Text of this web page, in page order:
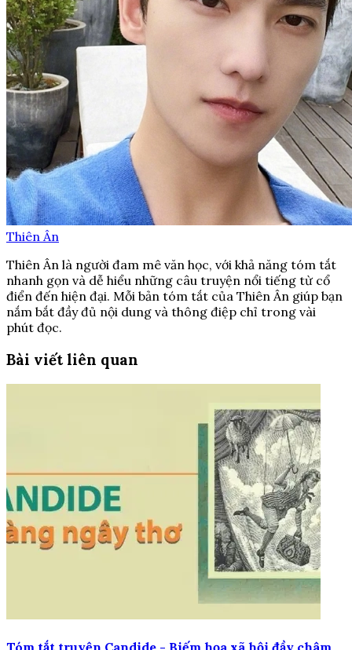
Thiên Ân
Thiên Ân là người đam mê văn học, với khả năng tóm tắt
nhanh gọn và dễ hiểu những câu truyện nổi tiếng từ cổ
điển đến hiện đại. Mỗi bản tóm tắt của Thiên Ân giúp bạn
nắm bắt đầy đủ nội dung và thông điệp chỉ trong vài
phút đọc.
Bài viết liên quan
Tóm tắt truyện Candide - Biếm họa xã hội đầy châm